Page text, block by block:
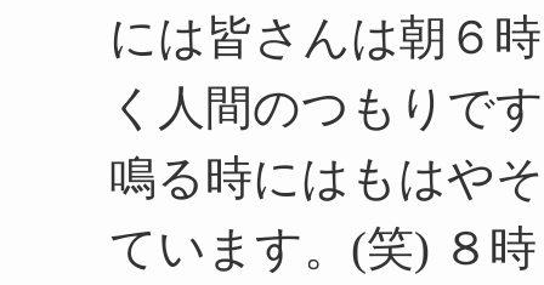
には皆さんは朝６
く人間のつもりで
鳴る時にはもはや
ています。(笑) ８